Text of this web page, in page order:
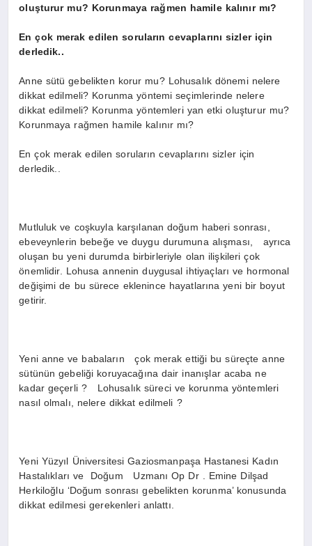
oluşturur mu? Korunmaya rağmen hamile kalınır mı?
En çok merak edilen soruların cevaplarını sizler için
derledik..
Anne sütü gebelikten korur mu? Lohusalık dönemi nelere
dikkat edilmeli? Korunma yöntemi seçimlerinde nelere
dikkat edilmeli? Korunma yöntemleri yan etki oluşturur mu?
Korunmaya rağmen hamile kalınır mı?
En çok merak edilen soruların cevaplarını sizler için
derledik..
Mutluluk ve coşkuyla karşılanan doğum haberi sonrası,
ebeveynlerin bebeğe ve duygu durumuna alışması, ayrıca
oluşan bu yeni durumda birbirleriyle olan ilişkileri çok
önemlidir. Lohusa annenin duygusal ihtiyaçları ve hormonal
değişimi de bu sürece eklenince hayatlarına yeni bir boyut
getirir.
Yeni anne ve babaların çok merak ettiği bu süreçte anne
sütünün gebeliği koruyacağına dair inanışlar acaba ne
kadar geçerli ? Lohusalık süreci ve korunma yöntemleri
nasıl olmalı, nelere dikkat edilmeli ?
Yeni Yüzyıl Üniversitesi Gaziosmanpaşa Hastanesi Kadın
Hastalıkları ve Doğum Uzmanı Op Dr . Emine Dilşad
Herkiloğlu ‘Doğum sonrası gebelikten korunma’ konusunda
dikkat edilmesi gerekenleri anlattı.